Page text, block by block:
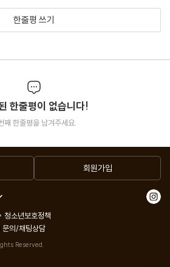
한줄평 쓰기
한줄평이 없습니다!
째 한줄평을 남겨주세요.
회원가입
청소년보호정책
의/채팅상담
Reserved.